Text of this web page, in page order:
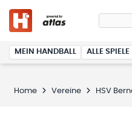
MEIN HANDBALL ALLE SPIELE
Home Vereine HSV